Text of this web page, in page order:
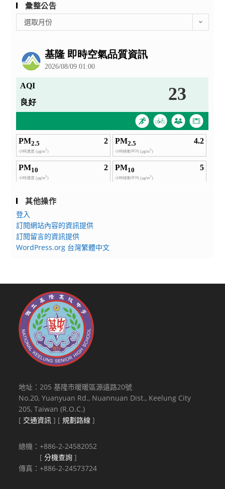
彙整公告
整
選取月份
其他操作
登入
訂閱網站內容的資訊提供
訂閱留言的資訊提供
WordPress.org 台灣繁體中文
地址：205 基隆市暖暖區源遠路20號
No.20, Yuanyuan Rd., Nuannuan Dist., Keelung City
205, Taiwan (R.O.C.)
[ 交通資訊 ] [規劃路線 ]
總機：+886-2-24582052
[分機查詢 ]
傳真：+886-2-24573724